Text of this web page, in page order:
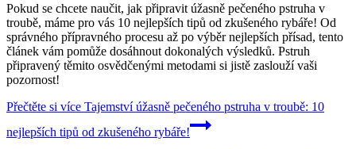
Pokud se chcete naučit, jak připravit úžasně pečeného pstruha v
troubě, máme pro vás 10 nejlepších tipů od zkušeného rybáře! Od
správného přípravného procesu až po výběr nejlepších přísad, tento
článek vám pomůže dosáhnout dokonalých výsledků. Pstruh
připravený těmito osvědčenými metodami si jistě zaslouží vaši
pozornost!
Přečtěte si více Tajemství úžasně pečeného pstruha v troubě: 10
nejlepších tipů od zkušeného rybáře!